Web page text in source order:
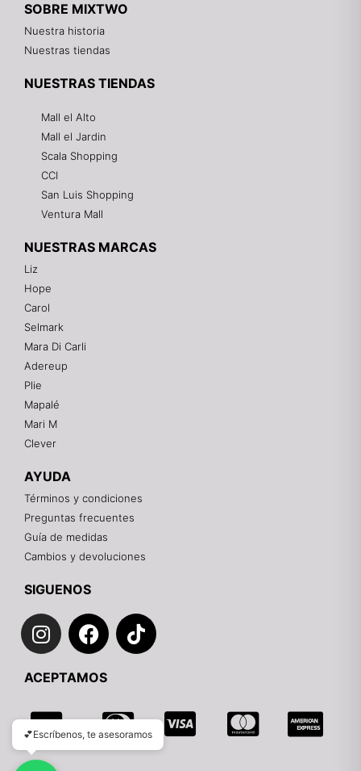
SOBRE MIXTWO
Nuestra historia
Nuestras tiendas
NUESTRAS TIENDAS
Mall el Alto
Mall el Jardin
Scala Shopping
CCI
San Luis Shopping
Ventura Mall
NUESTRAS MARCAS
Liz
Hope
Carol
Selmark
Mara Di Carli
Adereup
Plie
Mapalé
Mari M
Clever
AYUDA
Términos y condiciones
Preguntas frecuentes
Guía de medidas
Cambios y devoluciones
SIGUENOS
I
n
t
g
r
a
F
a
e
o
o
T
i
k
ACEPTAMOS
💕Escríbenos, te asesoramos
¡Hola! 👋
Gracias por visitarnos. Te asesoramos
personalmente con tu compra: tallas, envíos y
pagos.
Recuerda: 10% de descuento en tu primera compra
Contáctanos por el canal que prefieras 💕
WhatsApp
Instagram
Teléfono
Email